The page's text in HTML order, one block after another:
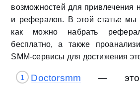
возможностей для привлечения
и рефералов. В этой статье мы
как можно набрать
бесплатно, а также
SMM-сервисы для достижения
Doctorsmm — это